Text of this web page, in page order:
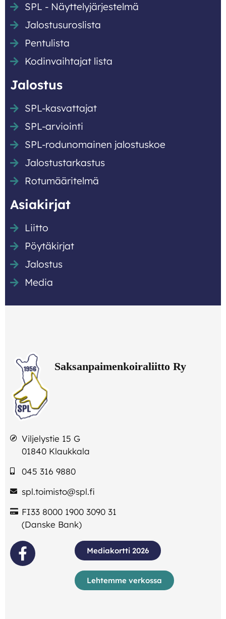
SPL - Näyttely­järjestelmä
Jalostusuroslista
Pentulista
Kodinvaihtajat lista
Jalostus
SPL-kasvattajat
SPL-arviointi
SPL-rodunomainen jalostuskoe
Jalostustarkastus
Rotumääritelmä
Asiakirjat
Liitto
Pöytäkirjat
Jalostus
Media
Viljelystie 15 G
01840 Klaukkala
045 316 9880
spl.toimisto@spl.fi
FI33 8000 1900 3090 31
(Danske Bank)
Mediakortti 2026
Lehtemme verkossa